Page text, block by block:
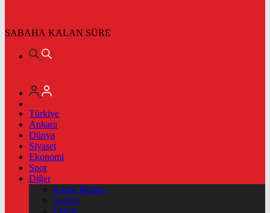
SABAHA KALAN SÜRE
Türkiye
Ankara
Dünya
Siyaset
Ekonomi
Spor
Diğer
Kamu İlanları
Asayiş
Eğitim